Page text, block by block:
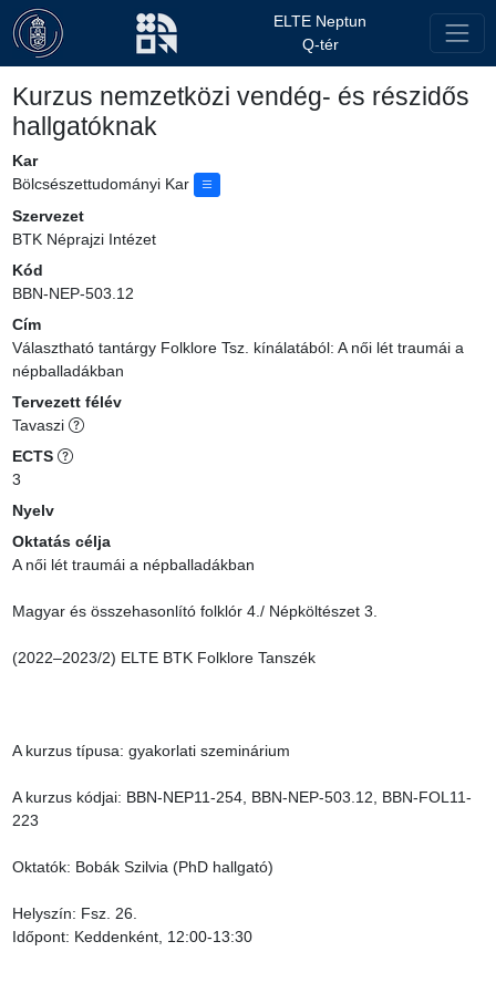
ELTE Neptun
Q-tér
Kurzus nemzetközi vendég- és részidős
hallgatóknak
Kar
Bölcsészettudományi Kar
Szervezet
BTK Néprajzi Intézet
Kód
BBN-NEP-503.12
Cím
Választható tantárgy Folklore Tsz. kínálatából: A női lét traumái a
népballadákban
Tervezett félév
Tavaszi
ECTS
3
Nyelv
Oktatás célja
A női lét traumái a népballadákban
Magyar és összehasonlító folklór 4./ Népköltészet 3.
(2022–2023/2) ELTE BTK Folklore Tanszék
A kurzus típusa: gyakorlati szeminárium
A kurzus kódjai: BBN-NEP11-254, BBN-NEP-503.12, BBN-FOL11-
223
Oktatók: Bobák Szilvia (PhD hallgató)
Helyszín: Fsz. 26.
Időpont: Keddenként, 12:00-13:30